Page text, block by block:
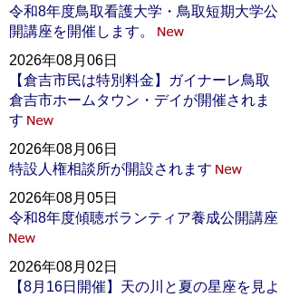
令和8年度鳥取看護大学・鳥取短期大学公
開講座を開催します。
2026年08月06日
【倉吉市民は特別料金】ガイナーレ鳥取
倉吉市ホームタウン・デイが開催されま
す
2026年08月06日
特設人権相談所が開設されます
2026年08月05日
令和8年度傾聴ボランティア養成公開講座
2026年08月02日
【8月16日開催】天の川と夏の星座を見よ